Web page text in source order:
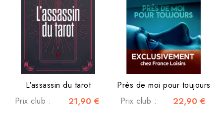
L'assassin du tarot
Prix club :
21,90 €
Près de moi pour toujours
Prix club :
22,90 €